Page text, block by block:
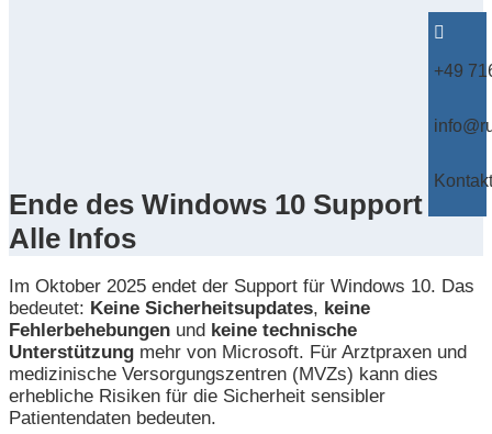
Ende des Windows 10 Support –
Alle Infos
Im Oktober 2025 endet der Support für Windows 10. Das
bedeutet: Keine Sicherheitsupdates, keine
Fehlerbehebungen und keine technische
Unterstützung mehr von Microsoft. Für Arztpraxen und
medizinische Versorgungszentren (MVZs) kann dies
erhebliche Risiken für die Sicherheit sensibler
Patientendaten bedeuten.
Kontakt

+49